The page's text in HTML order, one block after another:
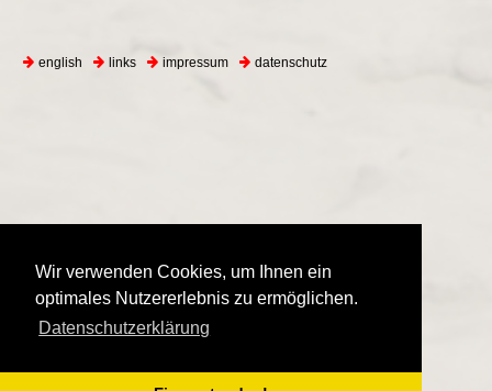
Wir verwenden Cookies, um Ihnen ein
optimales Nutzererlebnis zu ermöglichen.
Datenschutzerklärung
english links impressum datenschutz